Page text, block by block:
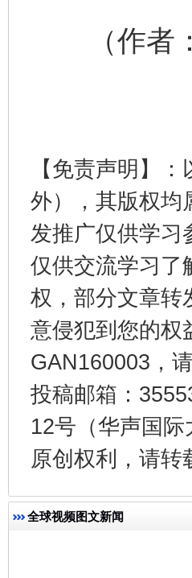
（作者：
【免责声明】
外），其版权均
发推广仅供学习
仅供交流学习了
权，部分文章转
意侵犯到您的权
GAN160003，
投稿邮箱：
12号（华声国
原创权利，请
全球视频图文新闻
在谋一域中谋全局